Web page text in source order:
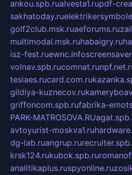
ankou.spb.rualvesta1.rupdf-
sakhatoday.ru
golf2club.msk.ruaeforums.ru
multimodal.msk.ruhabaigry.ru
isz-fest.ruewnc.info
volnav.spb.rucomnat.ru
tesiaes.rucard.com.ru
gildiya-kuznecov.ru
griffoncom.spb.rufabrika-
PARK-MATROSOVA.RU
avtoyurist-moskva1.ru
dg-lab.ruangrup.ru
krsk124.rukubok.spb.ru
analitikaplus.ruspyonline.ru